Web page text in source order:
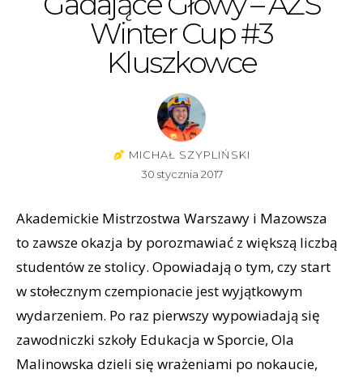
Winter Cup #3
Kluszkowce
MICHAŁ SZYPLIŃSKI
30 stycznia 2017
Akademickie Mistrzostwa Warszawy i Mazowsza
to zawsze okazja by porozmawiać z większą liczbą
studentów ze stolicy. Opowiadają o tym, czy start
w stołecznym czempionacie jest wyjątkowym
wydarzeniem. Po raz pierwszy wypowiadają się
zawodniczki szkoły Edukacja w Sporcie, Ola
Malinowska dzieli się wrażeniami po nokaucie,